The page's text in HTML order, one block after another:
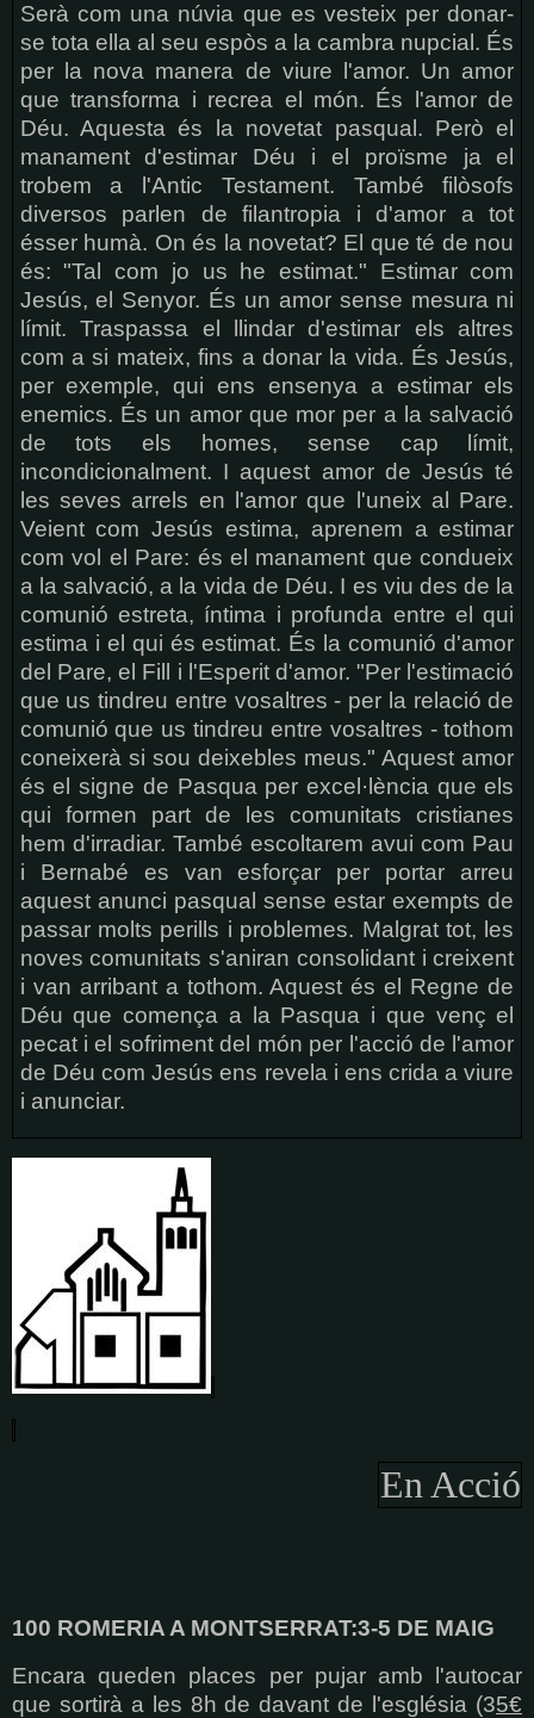
Serà com una núvia que es vesteix per donar-
se tota ella al seu espòs a la cambra nupcial. És
per la nova manera de viure l'amor. Un amor
que transforma i recrea el món. És l'amor de
Déu. Aquesta és la novetat pasqual. Però el
manament d'estimar Déu i el proïsme ja el
trobem a l'Antic Testament. També filòsofs
diversos parlen de filantropia i d'amor a tot
ésser humà. On és la novetat? El que té de nou
és: "Tal com jo us he estimat." Estimar com
Jesús, el Senyor. És un amor sense mesura ni
límit. Traspassa el llindar d'estimar els altres
com a si mateix, fins a donar la vida. És Jesús,
per exemple, qui ens ensenya a estimar els
enemics. És un amor que mor per a la salvació
de tots els homes, sense cap límit,
incondicionalment. I aquest amor de Jesús té
les seves arrels en l'amor que l'uneix al Pare.
Veient com Jesús estima, aprenem a estimar
com vol el Pare: és el manament que condueix
a la salvació, a la vida de Déu. I es viu des de la
comunió estreta, íntima i profunda entre el qui
estima i el qui és estimat. És la comunió d'amor
del Pare, el Fill i l'Esperit d'amor. "Per l'estimació
que us tindreu entre vosaltres - per la relació de
comunió que us tindreu entre vosaltres - tothom
coneixerà si sou deixebles meus." Aquest amor
és el signe de Pasqua per excel·lència que els
qui formen part de les comunitats cristianes
hem d'irradiar. També escoltarem avui com Pau
i Bernabé es van esforçar per portar arreu
aquest anunci pasqual sense estar exempts de
passar molts perills i problemes. Malgrat tot, les
noves comunitats s'aniran consolidant i creixent
i van arribant a tothom. Aquest és el Regne de
Déu que comença a la Pasqua i que venç el
pecat i el sofriment del món per l'acció de l'amor
de Déu com Jesús ens revela i ens crida a viure
i anunciar.
En Acció
100 ROMERIA A MONTSERRAT:3-5 DE MAIG
Encara queden places per pujar amb l'autocar
que sortirà a les 8h de davant de l'església (35€